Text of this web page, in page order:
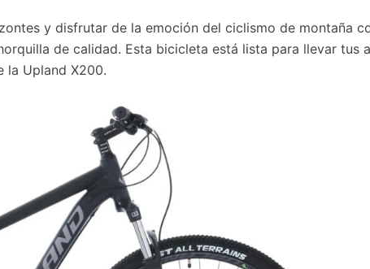
y disfrutar de la emoción del ciclismo de montaña
de calidad. Esta bicicleta está lista para llevar tus
la Upland X200.